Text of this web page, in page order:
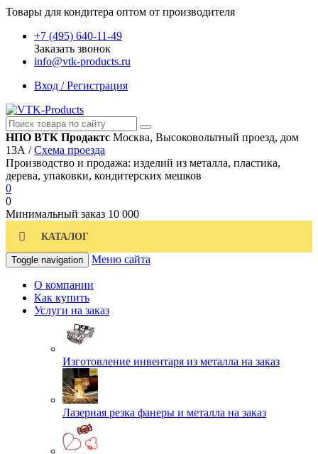
Товары для кондитера оптом от производителя
+7 (495) 640-11-49
Заказать звонок
info@vtk-products.ru
Вход / Регистрация
НПО ВТК Продактс Москва, Высоковольтный проезд, дом
13А /Схема проезда
Производство и продажа: изделий из металла, пластика,
дерева, упаковки, кондитерских мешков
0
0
Минимальный заказ 10 000
КАТАЛОГ
Toggle navigation Меню сайта
О компании
Как купить
Услуги на заказ
Изготовление инвентаря из металла на заказ
Лазерная резка фанеры и металла на заказ